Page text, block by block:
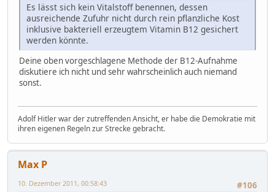
Es lässt sich kein Vitalstoff benennen, dessen
ausreichende Zufuhr nicht durch rein pflanzliche Kost
inklusive bakteriell erzeugtem Vitamin B12 gesichert
werden könnte.
Deine oben vorgeschlagene Methode der B12-Aufnahme
diskutiere ich nicht und sehr wahrscheinlich auch niemand
sonst.
Adolf Hitler war der zutreffenden Ansicht, er habe die Demokratie mit
ihren eigenen Regeln zur Strecke gebracht.
Max P
#106
10. Dezember 2011, 00:58:43